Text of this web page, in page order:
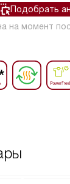
Подобрать
на момент